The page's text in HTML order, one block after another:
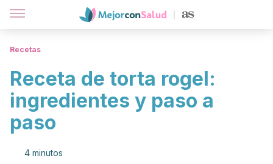
Recetas
Receta de torta rogel:
ingredientes y paso a
paso
4 minutos